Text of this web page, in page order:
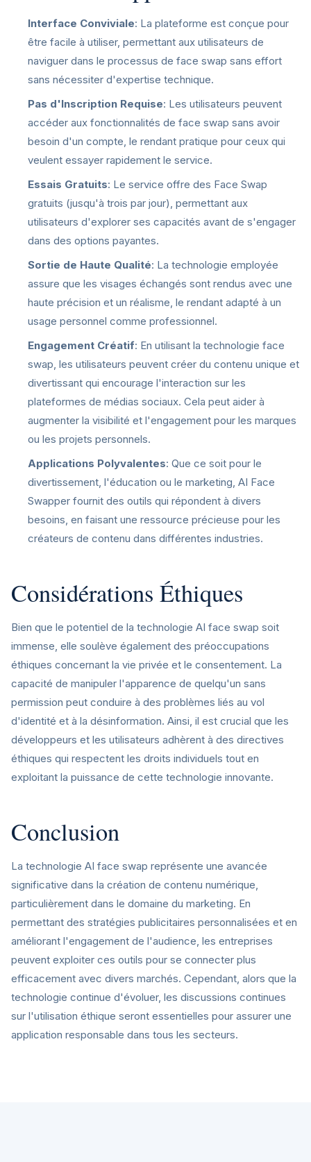
Interface Conviviale: La plateforme est conçue pour
être facile à utiliser, permettant aux utilisateurs de
naviguer dans le processus de face swap sans effort
sans nécessiter d'expertise technique.
Pas d'Inscription Requise: Les utilisateurs peuvent
accéder aux fonctionnalités de face swap sans avoir
besoin d'un compte, le rendant pratique pour ceux qui
veulent essayer rapidement le service.
Essais Gratuits: Le service offre des Face Swap
gratuits (jusqu'à trois par jour), permettant aux
utilisateurs d'explorer ses capacités avant de s'engager
dans des options payantes.
Sortie de Haute Qualité: La technologie employée
assure que les visages échangés sont rendus avec une
haute précision et un réalisme, le rendant adapté à un
usage personnel comme professionnel.
Engagement Créatif: En utilisant la technologie face
swap, les utilisateurs peuvent créer du contenu unique et
divertissant qui encourage l'interaction sur les
plateformes de médias sociaux. Cela peut aider à
augmenter la visibilité et l'engagement pour les marques
ou les projets personnels.
Applications Polyvalentes: Que ce soit pour le
divertissement, l'éducation ou le marketing, AI Face
Swapper fournit des outils qui répondent à divers
besoins, en faisant une ressource précieuse pour les
créateurs de contenu dans différentes industries.
Considérations Éthiques
Bien que le potentiel de la technologie AI face swap soit
immense, elle soulève également des préoccupations
éthiques concernant la vie privée et le consentement. La
capacité de manipuler l'apparence de quelqu'un sans
permission peut conduire à des problèmes liés au vol
d'identité et à la désinformation. Ainsi, il est crucial que les
développeurs et les utilisateurs adhèrent à des directives
éthiques qui respectent les droits individuels tout en
exploitant la puissance de cette technologie innovante.
Conclusion
La technologie AI face swap représente une avancée
significative dans la création de contenu numérique,
particulièrement dans le domaine du marketing. En
permettant des stratégies publicitaires personnalisées et en
améliorant l'engagement de l'audience, les entreprises
peuvent exploiter ces outils pour se connecter plus
efficacement avec divers marchés. Cependant, alors que la
technologie continue d'évoluer, les discussions continues
sur l'utilisation éthique seront essentielles pour assurer une
application responsable dans tous les secteurs.